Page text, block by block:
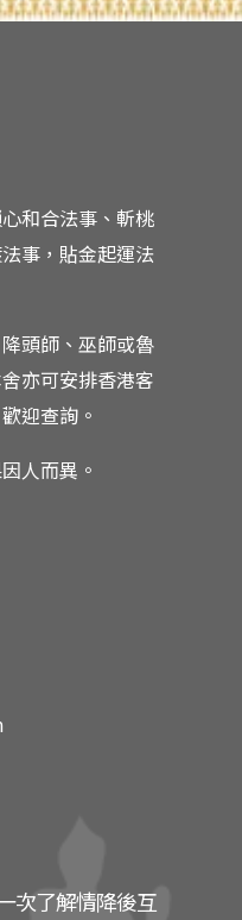
和合法事、斬桃
事，貼金起運法
頭師、巫師或魯
亦可安排香港客
迎查詢。
人而異。
次了解情降後互